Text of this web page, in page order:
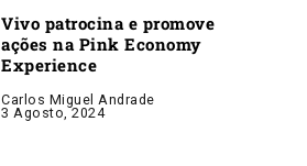
Vivo patrocina e promove
ações na Pink Economy
Experience
Carlos Miguel Andrade
3 Agosto, 2024